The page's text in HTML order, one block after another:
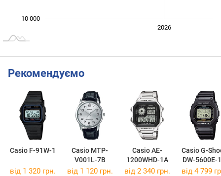
10 000
2026
Рекомендуємо
Casio F-91W-1
Casio MTP-
V001L-7B
Casio AE-
1200WHD-1A
Casio G-
DW-5600E-
від 1 320 грн. від 1 120 грн. від 2 340 грн. від 4 799